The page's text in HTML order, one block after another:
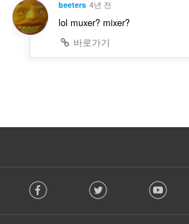
beeters 4년 전
lol muxer? mixer?
바로가기
o Facebook Twitter